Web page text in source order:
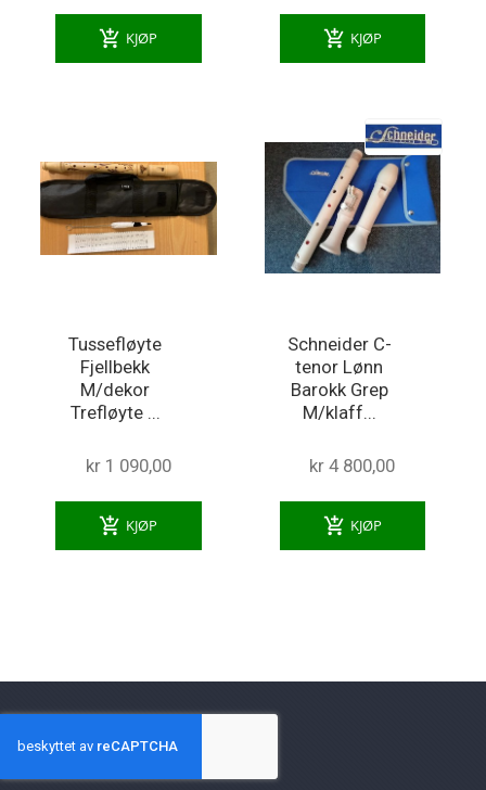
add_shopping_cart KJØP add_shopping_cart KJØP
Tussefløyte
Fjellbekk
M/dekor
Trefløyte ...
kr 1 090,00
add_shopping_cart KJØP
Schneider C-
tenor Lønn
Barokk Grep
M/klaff...
kr 4 800,00
add_shopping_cart KJØP